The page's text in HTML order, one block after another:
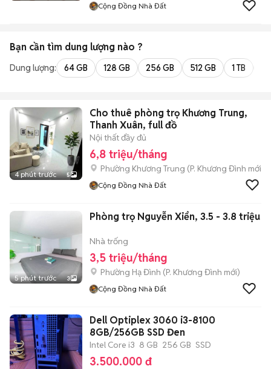
Cộng Đồng Nhà Đất
Bạn cần tìm dung lượng nào ?
Dung lượng: 64 GB 128 GB 256 GB 512 GB 1 TB
4 phút trước 5
Cho thuê phòng trọ Khương Trung,
Thanh Xuân, full đồ
Nội thất đầy đủ
6,8 triệu/tháng
Phường Khương Trung (P. Khương Đình mới)
Cộng Đồng Nhà Đất
5 phút trước 3
Phòng trọ Nguyễn Xiển, 3.5 - 3.8 triệu
Nhà trống
3,5 triệu/tháng
Phường Hạ Đình (P. Khương Đình mới)
Cộng Đồng Nhà Đất
Dell Optiplex 3060 i3-8100
8GB/256GB SSD Đen
Intel Core i3 8 GB 256 GB SSD
3.500.000 đ